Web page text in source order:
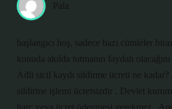
Pala
başlangıcı hoş, sadece bazı cümleler
konuda akılda tutmanın faydalı
Adli sicil kaydı sildirme ücreti ne kadar?
sildirme işlemi ücretsizdir . Devlet
harç veya ücret ödenmesi gerekmez .